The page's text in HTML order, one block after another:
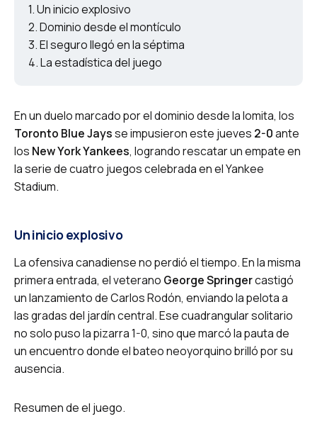
Un inicio explosivo
Dominio desde el montículo
El seguro llegó en la séptima
La estadística del juego
En un duelo marcado por el dominio desde la lomita, los
Toronto Blue Jaysse impusieron este jueves 2-0ante
los New York Yankees, logrando rescatar un empate en
la serie de cuatro juegos celebrada en el Yankee
Stadium.
Un inicio explosivo
La ofensiva canadiense no perdió el tiempo. En la misma
primera entrada, el veterano George Springercastigó
un lanzamiento de Carlos Rodón, enviando la pelota a
las gradas del jardín central. Ese cuadrangular solitario
no solo puso la pizarra 1-0, sino que marcó la pauta de
un encuentro donde el bateo neoyorquino brilló por su
ausencia.
Resumen de el juego.